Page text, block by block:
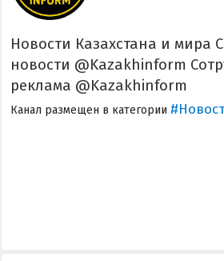
Новости Казахстана и мира
новости @Kazakhinform
реклама @Kazakhinform
Канал размещен в категории